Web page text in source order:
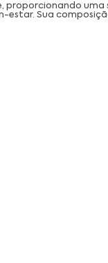
proporcionando
Sua